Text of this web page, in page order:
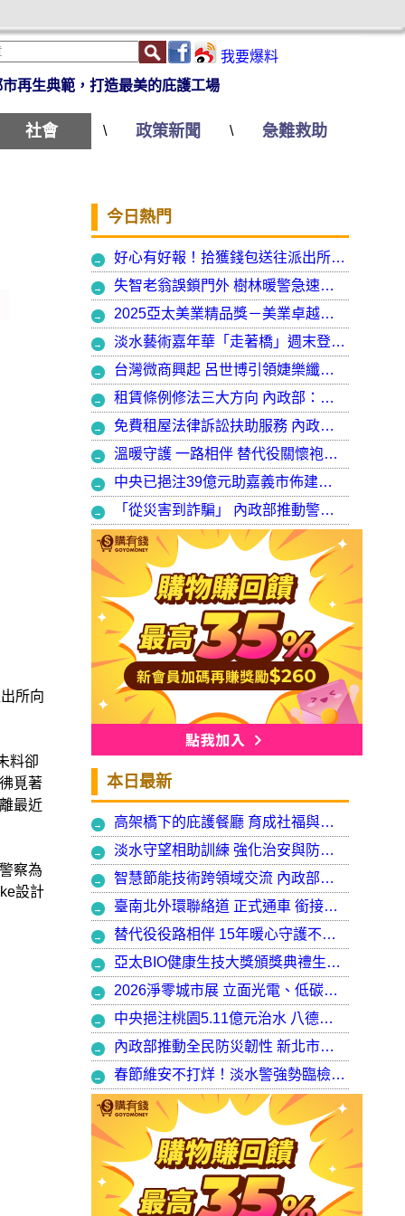
我要爆料
再生典範，打造最美的庇護工場
社會 \ 政策新聞 \ 急難救助
所向
料卻
覓著
最近
察為
設計
今日熱門
好心有好報！拾獲錢包送往派出所竟發現自己遺失的手機
失智老翁誤鎖門外 樹林暖警急速營救阻飢寒
2025亞太美業精品獎－美業卓越大賞 揭曉年度最受矚目美業榮耀品牌
淡水藝術嘉年華「走著橋」週末登場 淡水警啟動交通管制
台灣微商興起 呂世博引領婕樂纖走入國際
租賃條例修法三大方向 內政部：保障租賃雙方權益 租客安心住、房東放心租
免費租屋法律訴訟扶助服務 內政部：9月30日起正式開辦受理
溫暖守護 一路相伴 替代役關懷袍澤弟兄 以行動展現同袍大愛
中央已挹注39億元助嘉義市佈建污水系統 內政部：東區用戶接管將新增3萬戶 期許未來推動再生水永續利用
「從災害到詐騙」 內政部推動警大轉型強化災防與偵查能力
本日最新
高架橋下的庇護餐廳 育成社福與建築師共創都市再生典範，打造最美的庇護工場
淡水守望相助訓練 強化治安與防衛韌性
智慧節能技術跨領域交流 內政部攜手產官學加速建築淨零轉型
臺南北外環聯絡道 正式通車 銜接樹谷園區 完善南科聯外路網
替代役役路相伴 15年暖心守護不停歇，攜手走出溫暖與希望
亞太BIO健康生技大獎頒獎典禮生技健康產業榮耀盛會
2026淨零城市展 立面光電、低碳社宅齊登場 內政部攜手產業走入生活場域 共築2050淨零願景
中央挹注桃園5.11億元治水 八德區大仁滯洪池今啟用 守護龜山產業園區6千億產值 保障3.5萬居民安全
內政部推動全民防災韌性 新北市防災士培訓突破 2 萬人
春節維安不打烊！淡水警強勢臨檢掃蕩 封閉式路檢斷絕治安隱憂